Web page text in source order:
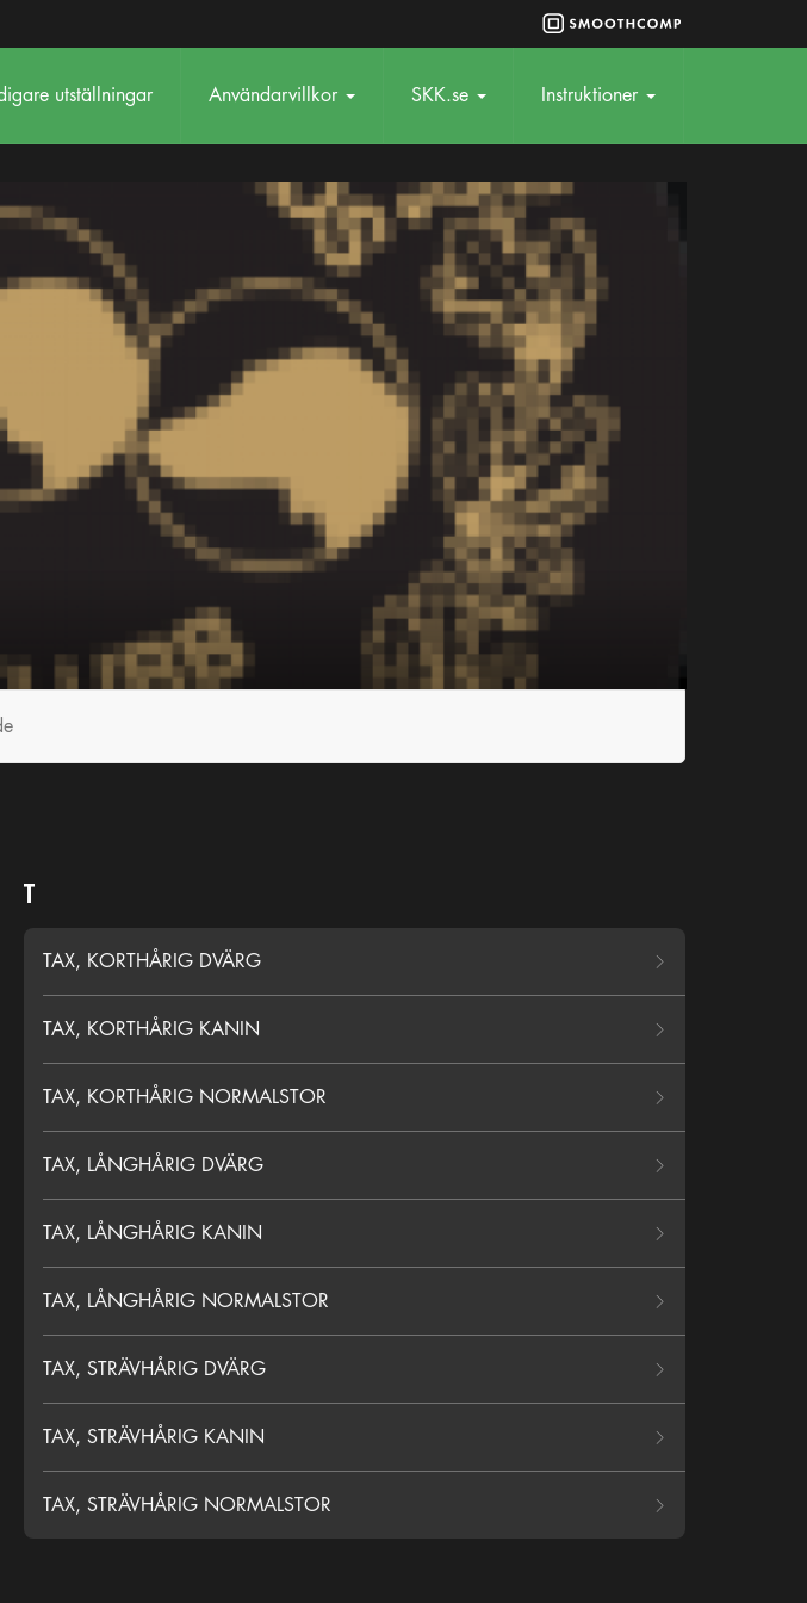
utställningar Användarvillkor SKK.se Instruktioner
T
TAX, KORTHÅRIG DVÄRG
TAX, KORTHÅRIG KANIN
TAX, KORTHÅRIG NORMALSTOR
TAX, LÅNGHÅRIG DVÄRG
TAX, LÅNGHÅRIG KANIN
TAX, LÅNGHÅRIG NORMALSTOR
TAX, STRÄVHÅRIG DVÄRG
TAX, STRÄVHÅRIG KANIN
TAX, STRÄVHÅRIG NORMALSTOR